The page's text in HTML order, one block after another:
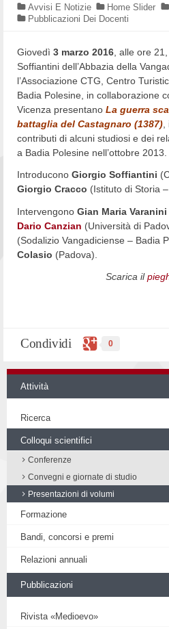
Avvisi E Notizie Home Slider
Pubblicazioni Dei Docenti
Giovedì 3 marzo 2016 , alle ore
Soffiantini dell’Abbazia della
l’Associazione CTG, Centro
Badia Polesine, in collaborazione
Vicenza presentano La guerra
battaglia del Castagnaro (1387)
contributi di alcuni studiosi e dei
a Badia Polesine nell’ottobre 2013.
Introducono Giorgio Soffiantini
Giorgio Cracco (Istituto di Storia –
Intervengono Gian Maria Varanini
Dario Canzian (Università di
(Sodalizio Vangadiciense – Badia
Colasio (Padova).
Scarica il
Condividi 0
Attività
Ricerca
Colloqui scientifici
Conferenze
Convegni e giornate di studio
Presentazioni di volumi
Formazione
Seminario di Filosofia medievale
Bandi, concorsi e premi
Relazioni annuali
Pubblicazioni
Rivista «Medioevo»